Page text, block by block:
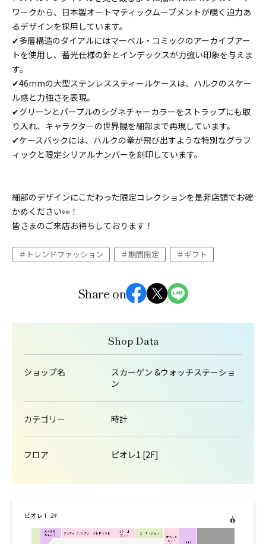
ワークから、日本製オートマティックムーブメントが覗く迫力あ
るデザインを採用しています。
✔多層構造のダイアルにはマーベル・コミックのアーカイブアー
トを使用し、蓄光仕様の針とインデックスが力強い印象を与えま
す。
✔46mmの大型ステンレススティールケースは、ハルクのスケー
ル感と力強さを表現。
✔グリーンとパープルのシグネチャーカラーをストラップにも取
り入れ、キャラクターの世界観を細部まで再現しています。
✔ケースバックには、ハルクの拳が飛び出すような特別なグラフ
ィックと限定シリアルナンバーを刻印しています。
細部のデザインにこだわった限定コレクションを是非店頭でお確
かめください👀！
皆さまのご来店お待ちしております！
トレンドファッション 期間限定 ギフト
Share on
Shop Data
ショップ名
スカーゲン &ウォッチステーショ
ン
カテゴリー 時計
フロア ピオレ1 [2F]